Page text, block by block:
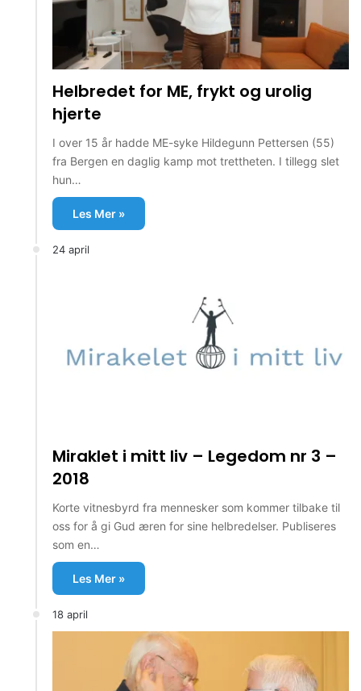
Helbredet for ME, frykt og urolig
hjerte
I over 15 år hadde ME-syke Hildegunn Pettersen (55)
fra Bergen en daglig kamp mot trettheten. I tillegg slet
hun…
Les Mer »
24 april
Miraklet i mitt liv – Legedom nr 3 –
2018
Korte vitnesbyrd fra mennesker som kommer tilbake til
oss for å gi Gud æren for sine helbredelser. Publiseres
som en…
Les Mer »
18 april